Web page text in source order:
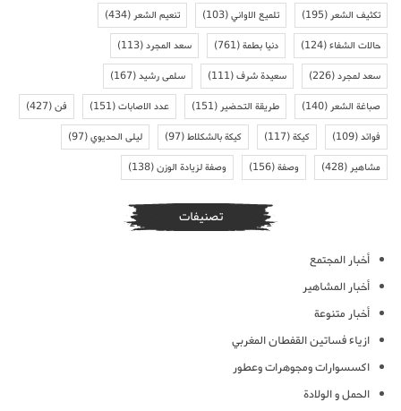
تكثيف الشعر(195) تلميع الاواني(103) تنعيم الشعر(434)
حالات الشفاء(124) دنيا بطمة(761) سعد المجرد(113)
سعد لمجرد(226) سعيدة شرف(111) سلمى رشيد(167)
صباغة الشعر(140) طريقة التحضير(151) عدد الاصابات(151) فن(427)
فوائد(109) كيكة(117) كيكة بالشكلاط(97) ليلى الحديوي(97)
مشاهير(428) وصفة(156) وصفة لزيادة الوزن(138)
تصنيفات
أخبار المجتمع
أخبار المشاهير
أخبار متنوعة
ازياء فساتين القفطان المغربي
اكسسوارات ومجوهرات وعطور
الحمل و الولادة